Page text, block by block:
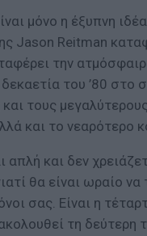
μόνο η έξυπνη
Jason Reitman
την
του ’80 στο
τους
και το νεαρότερο
απλή και δεν
θα είναι ωραίο να
σας. Είναι η
τη δεύτερη